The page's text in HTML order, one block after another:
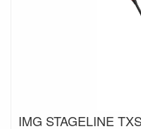
IMG STAGELINE